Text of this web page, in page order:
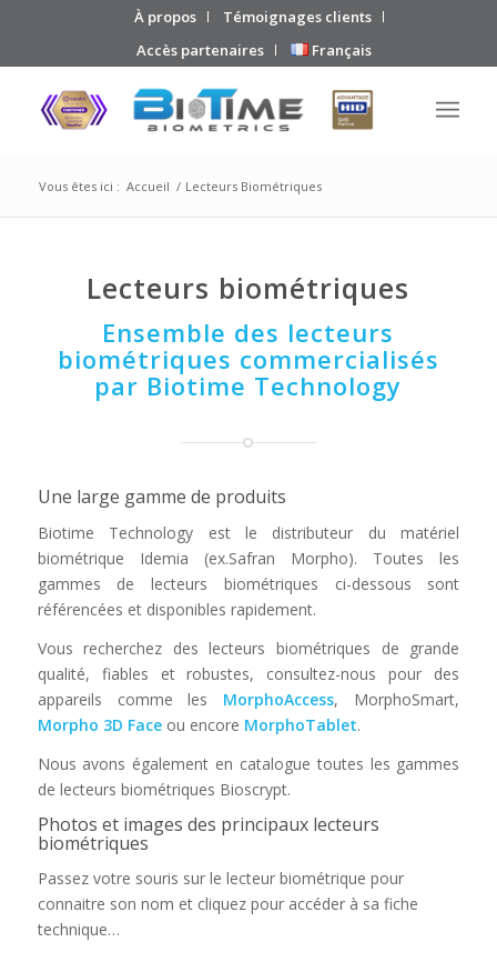
À propos
Témoignages clients
Accès partenaires
Français
Vous êtes ici : Accueil / Lecteurs Biométriques
Lecteurs biométriques
Ensemble des lecteurs
biométriques commercialisés
par Biotime Technology
Une large gamme de produits
Biotime Technology est le distributeur du matériel
biométrique Idemia (ex.Safran Morpho). Toutes les
gammes de lecteurs biométriques ci-dessous sont
référencées et disponibles rapidement.
Vous recherchez des lecteurs biométriques de grande
qualité, fiables et robustes, consultez-nous pour des
appareils comme les MorphoAccess, MorphoSmart,
Morpho 3D Faceou encore MorphoTablet.
Nous avons également en catalogue toutes les gammes
de lecteurs biométriques Bioscrypt.
Photos et images des principaux lecteurs
biométriques
Passez votre souris sur le lecteur biométrique pour
connaitre son nom et cliquez pour accéder à sa fiche
technique…